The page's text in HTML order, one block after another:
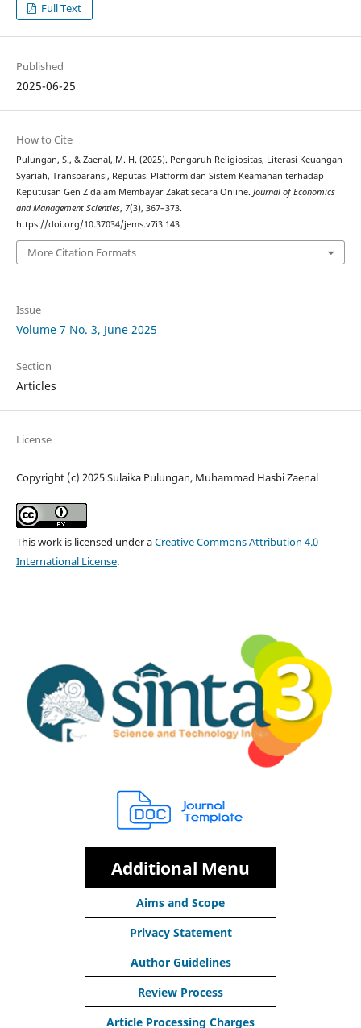
Full Text
Published
2025-06-25
How to Cite
Pulungan, S., & Zaenal, M. H. (2025). Pengaruh Religiositas, Literasi Keuangan
Syariah, Transparansi, Reputasi Platform dan Sistem Keamanan terhadap
Keputusan Gen Z dalam Membayar Zakat secara Online. Journal of Economics
and Management Scienties, 7(3), 367–373.
https://doi.org/10.37034/jems.v7i3.143
More Citation Formats
Issue
Volume 7 No. 3, June 2025
Section
Articles
License
Copyright (c) 2025 Sulaika Pulungan, Muhammad Hasbi Zaenal
This work is licensed under aCreative Commons Attribution 4.0
International License.
Additional Menu
Aims and Scope
Privacy Statement
Author Guidelines
Review Process
Article Processing Charges